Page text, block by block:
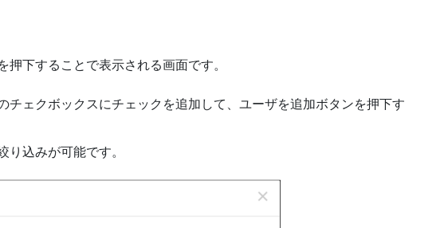
下することで表示される画面です。
チェクボックスにチェックを追加して、ユーザを追加ボタンを押下す
込みが可能です。